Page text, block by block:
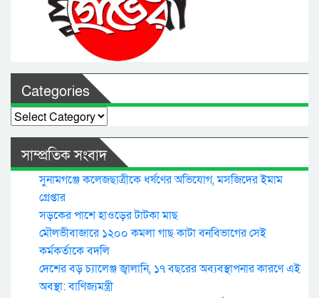
Categories
Categories
সাম্প্রতিক সংবাদ
সুনামগঞ্জে কলেজছাত্রীকে ধর্ষণের অভিযোগ, মসজিদের ইমাম
গ্রেপ্তার
সড়কের পাশে হাওড়ের টাটকা মাছ
মৌলভীবাজারে ১২০০ কমলা গাছ কাটা বনবিভাগের সেই
কর্মকর্তাকে বদলি
দেশের বড় চ্যালেঞ্জ জ্বালানি, ১৭ বছরের অব্যবস্থাপনার কারণে এই
অবস্থা: বাণিজ্যমন্ত্রী